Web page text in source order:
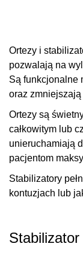
Ortezy i
pozwalają na
Są funkcjonalne
oraz zmniejszają
Ortezy są
całkowitym lub
unieruchamiają
pacjentom
Stabilizatory
kontuzjach lub